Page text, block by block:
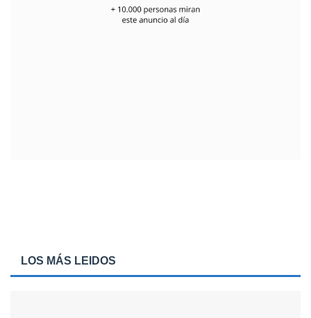
LOS MÁS LEIDOS